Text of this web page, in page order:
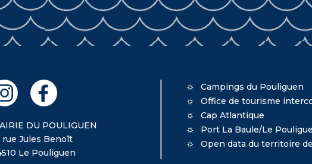
DU POULIGUEN
rue Jules Benoît
Le Pouliguen
Campings du Pouliguen
Office de tourisme
Cap Atlantique
Port La Baule/Le
Open data du territoire